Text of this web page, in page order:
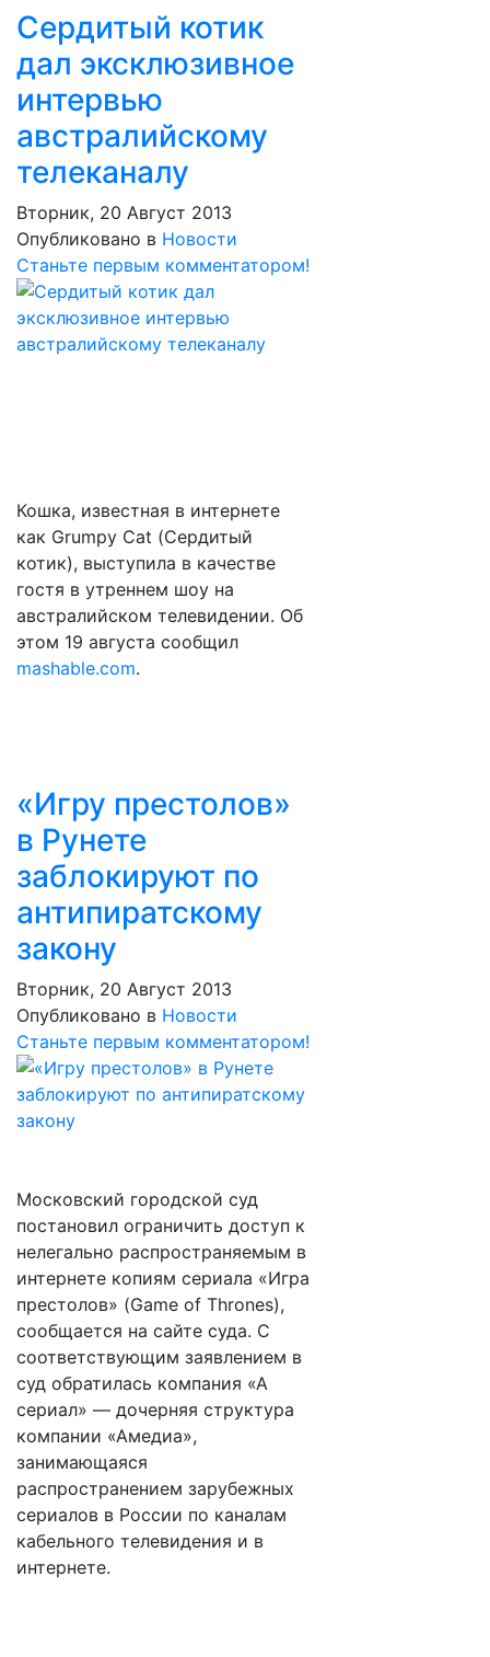
Сердитый котик
дал эксклюзивное
интервью
австралийскому
телеканалу
Вторник, 20 Август 2013
Опубликовано в Новости
Станьте первым комментатором!
Кошка, известная в интернете
как Grumpy Cat (Сердитый
котик), выступила в качестве
гостя в утреннем шоу на
австралийском телевидении. Об
этом 19 августа сообщил
mashable.com.
«Игру престолов»
в Рунете
заблокируют по
антипиратскому
закону
Вторник, 20 Август 2013
Опубликовано в Новости
Станьте первым комментатором!
Московский городской суд
постановил ограничить доступ к
нелегально распространяемым в
интернете копиям сериала «Игра
престолов» (Game of Thrones),
сообщается на сайте суда. С
соответствующим заявлением в
суд обратилась компания «А
сериал» — дочерняя структура
компании «Амедиа»,
занимающаяся
распространением зарубежных
сериалов в России по каналам
кабельного телевидения и в
интернете.